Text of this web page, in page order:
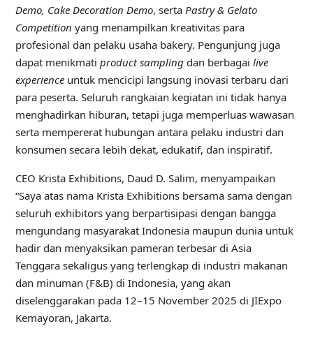
Demo, Cake Decoration Demo, serta Pastry & Gelato
Competition yang menampilkan kreativitas para
profesional dan pelaku usaha bakery. Pengunjung juga
dapat menikmati product samplingdan berbagai live
experienceuntuk mencicipi langsung inovasi terbaru dari
para peserta. Seluruh rangkaian kegiatan ini tidak hanya
menghadirkan hiburan, tetapi juga memperluas wawasan
serta mempererat hubungan antara pelaku industri dan
konsumen secara lebih dekat, edukatif, dan inspiratif.
CEO Krista Exhibitions, Daud D. Salim, menyampaikan
“Saya atas nama Krista Exhibitions bersama sama dengan
seluruh exhibitors yang berpartisipasi dengan bangga
mengundang masyarakat Indonesia maupun dunia untuk
hadir dan menyaksikan pameran terbesar di Asia
Tenggara sekaligus yang terlengkap di industri makanan
dan minuman (F&B) di Indonesia, yang akan
diselenggarakan pada 12–15 November 2025 di JIExpo
Kemayoran, Jakarta.